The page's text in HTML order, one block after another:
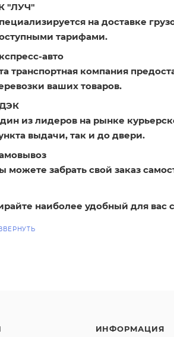
"ЛУЧ"
на доставке
тарифами.
авто
транспортная компания
ваших товаров.
из лидеров на рынке
выдачи, так и до двери.
можете забрать свой заказ
наиболее удобный для вас
ИНФОРМАЦИЯ